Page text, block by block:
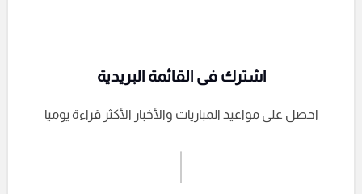
إرسال تعليق
اشترك فى القائمة البريدية
احصل على مواعيد المباريات والأخبار الأكثر قراءة يوميا